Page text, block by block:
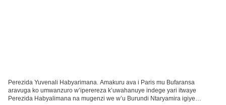
Perezida Yuvenali Habyarimana. Amakuru ava i Paris mu Bufaransa
aravuga ko umwanzuro w’iperereza k’uwahanuye indege yari itwaye
Perezida Habyalimana na mugenzi we w’u Burundi Ntaryamira igiye